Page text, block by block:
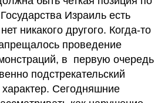
Израиль есть
никакого другого. Когда-то
проведение
в  первую очередь
подстрекательский
характер. Сегодняшние